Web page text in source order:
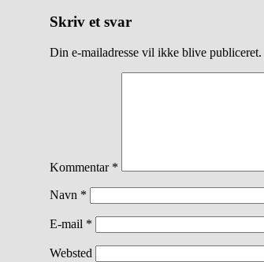
Skriv et svar
Din e-mailadresse vil ikke blive publiceret.
Kommentar *
Navn *
E-mail *
Websted